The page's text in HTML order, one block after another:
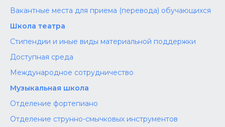
Вакантные места для приема (перевода) обучающихся
Школа театра
Стипендии и иные виды материальной поддержки
Доступная среда
Международное сотрудничество
Музыкальная школа
Отделение фортепиано
Отделение струнно-смычковых инструментов